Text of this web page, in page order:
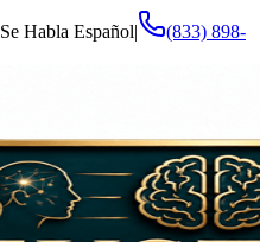
Se Habla Español|
(833) 898-